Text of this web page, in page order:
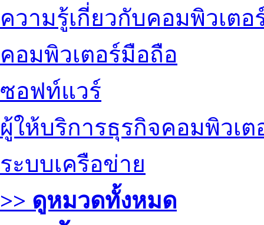
ความรู้เกี่ยวกับคอมพิวเตอ
คอมพิวเตอร์มือถือ
ซอฟท์แวร์
ผู้ให้บริการธุรกิจคอมพิวเต
ระบบเครือข่าย
>> ดูหมวดทั้งหมด